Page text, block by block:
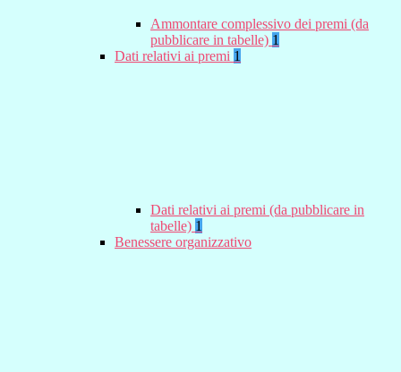
Ammontare complessivo dei premi (da
pubblicare in tabelle) 1
Dati relativi ai premi 1
Dati relativi ai premi (da pubblicare in
tabelle) 1
Benessere organizzativo